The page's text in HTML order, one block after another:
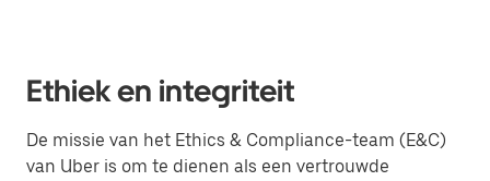
Ethiek en integriteit
De missie van het Ethics & Compliance-team (E&C)
van Uber is om te dienen als een vertrouwde